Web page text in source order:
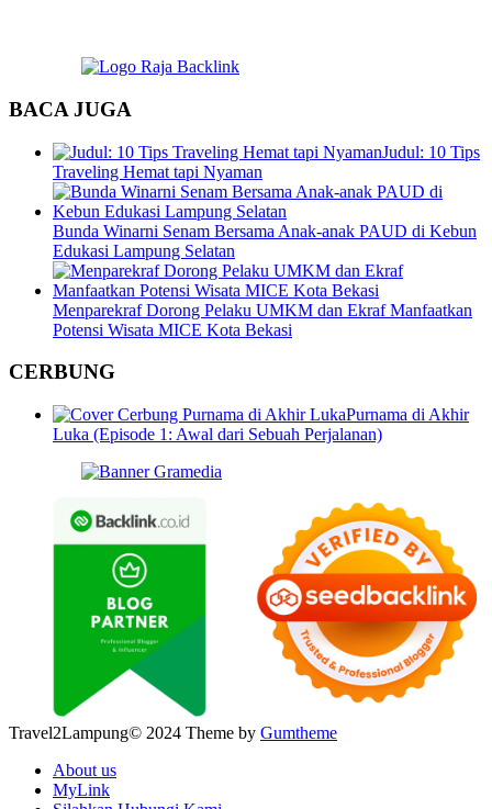
BACA JUGA
Judul: 10 Tips
Traveling Hemat tapi Nyaman
Bunda Winarni Senam Bersama Anak-anak PAUD di Kebun
Edukasi Lampung Selatan
Menparekraf Dorong Pelaku UMKM dan Ekraf Manfaatkan
Potensi Wisata MICE Kota Bekasi
CERBUNG
Purnama di Akhir
Luka (Episode 1: Awal dari Sebuah Perjalanan)
Travel2Lampung© 2024 Theme by Gumtheme
About us
MyLink